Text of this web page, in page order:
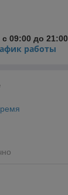
09:00 до 21:00
работы